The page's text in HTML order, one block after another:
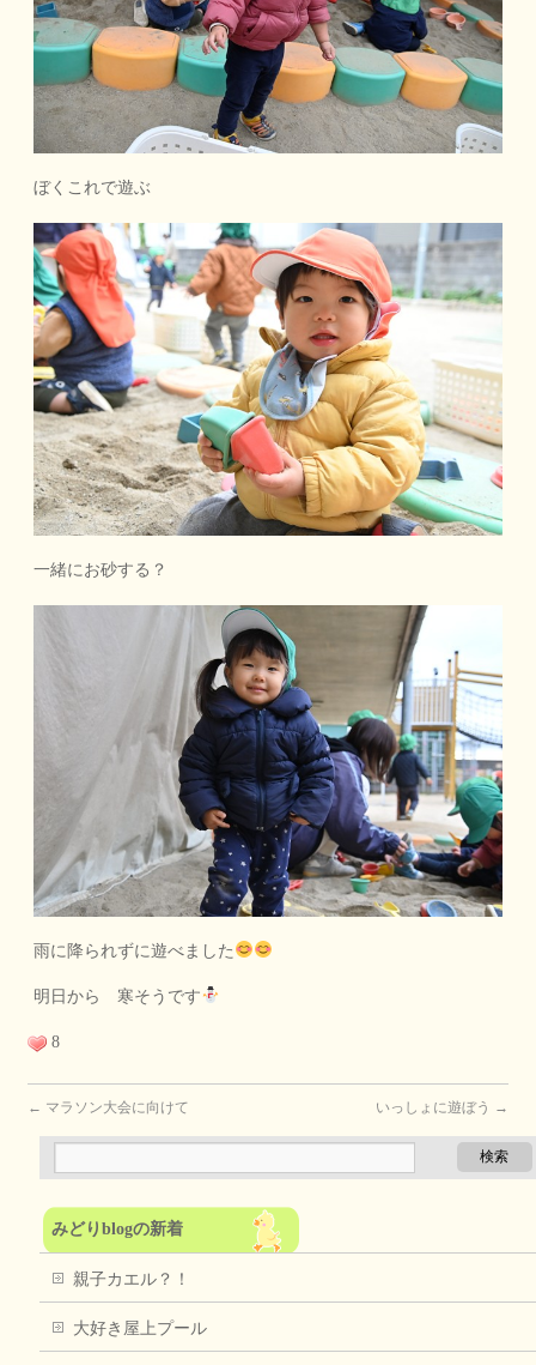
ぼくこれで遊ぶ
一緒にお砂する？
雨に降られずに遊べました
明日から 寒そうです
8
← マラソン大会に向けて いっしょに遊ぼう →
みどりblogの新着
親子カエル？！
大好き屋上プール